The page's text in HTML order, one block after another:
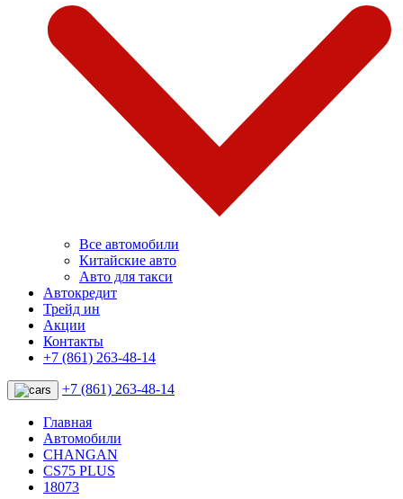
Все автомобили
Китайские авто
Авто для такси
Автокредит
Трейд ин
Акции
Контакты
+7 (861) 263-48-14
+7 (861) 263-48-14
Главная
Автомобили
CHANGAN
CS75 PLUS
18073